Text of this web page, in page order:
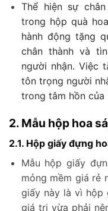
Thể hiện sự
trong hộp quà
hành động tặng
chân thành và
người nhận. Việc
tôn trọng người
trong tâm hồn của
2. Mẫu hộp hoa
2.1. Hộp giấy đựng
Mẫu hộp giấy
mỏng mềm giá rẻ
giấy này là vì hộp
giá trị vừa phải